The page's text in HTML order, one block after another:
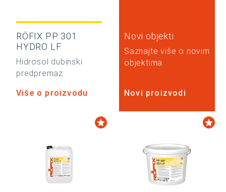
RÖFIX PP 301
HYDRO LF
Hidrosol dubinski
predpremaz
Više o proizvodu
Novi objekti
Saznajte više o novim
objektima
Novi proizvodi